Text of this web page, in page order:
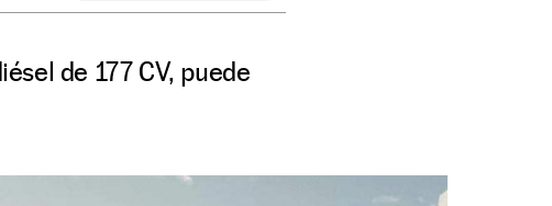
de 177 CV, puede